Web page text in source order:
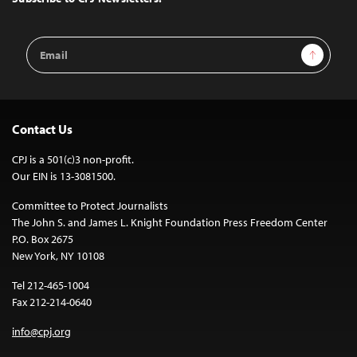
Email
Address
Sign Up
Contact Us
CPJ is a 501(c)3 non-profit.
Our EIN is 13-3081500.
Committee to Protect Journalists
The John S. and James L. Knight Foundation Press Freedom Center
P.O. Box 2675
New York, NY 10108
Tel 212-465-1004
Fax 212-214-0640
info@cpj.org